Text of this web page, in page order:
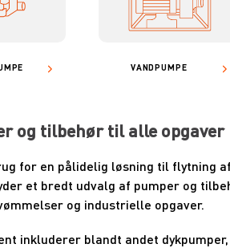
VANDPUMPE
og tilbehør til alle opgaver
for en pålidelig løsning til flytning
et bredt udvalg af pumper og
og industrielle opgaver.
inkluderer blandt andet